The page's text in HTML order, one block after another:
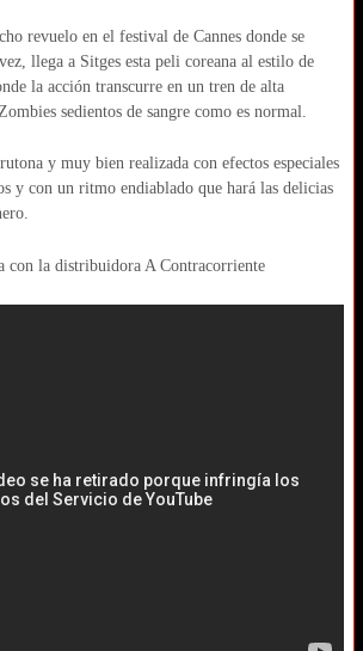
revuelo en el festival de Cannes donde se
llega a Sitges esta peli coreana al estilo de
la acción transcurre en un tren de alta
sedientos de sangre como es normal.
y muy bien realizada con efectos especiales
y con un ritmo endiablado que hará las delicias
con la distribuidora A Contracorriente